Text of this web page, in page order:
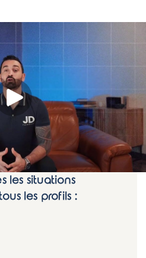
les situations
les profils :